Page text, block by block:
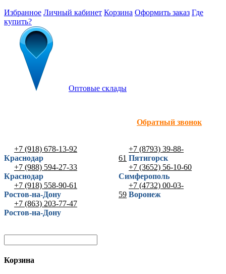
Избранное Личный кабинет Корзина Оформить заказ Где
купить?
Оптовые склады
Обратный звонок
+7 (918) 678-13-92
Краснодар
+7 (988) 594-27-33
Краснодар
+7 (918) 558-90-61
Ростов-на-Дону
+7 (863) 203-77-47
Ростов-на-Дону
+7 (8793) 39-88-
61 Пятигорск
+7 (3652) 56-10-60
Симферополь
+7 (4732) 00-03-
59 Воронеж
Корзина